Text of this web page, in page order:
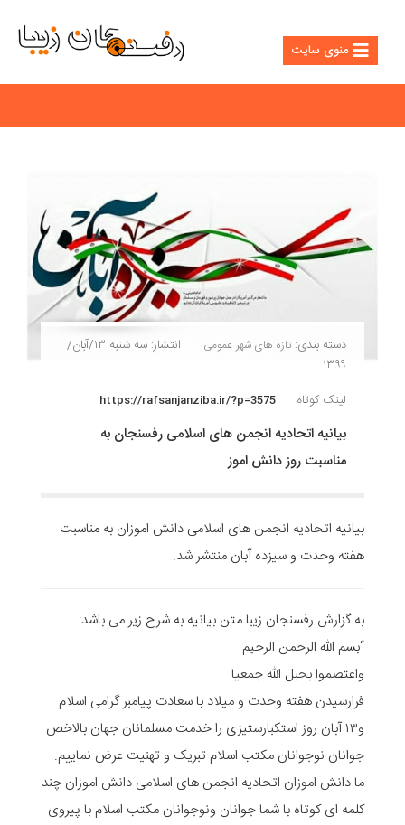
منوی سایت
دسته بندی: تازه های شهر عمومی
انتشار: سه شنبه ۱۳/آبان/
۱۳۹۹
لینک کوتاه
https://rafsanjanziba.ir/?p=3575
بیانیه اتحادیه انجمن های اسلامی رفسنجان به
مناسبت روز دانش اموز
بیانیه اتحادیه انجمن های اسلامی دانش اموزان به مناسبت
هفته وحدت ‌و سیزده آبان منتشر شد.
به گزارش رفسنجان زیبا متن بیانیه به شرح زیر می باشد:
“بسم الله الرحمن الرحیم
واعتصموا بحبل الله جمعیا
فرارسیدن هفته وحدت ‌و میلاد با سعادت پیامبر گرامی اسلام
و۱۳ آبان روز استکبارستیزی را خدمت مسلمانان جهان بالاخص
جوانان ‌نوجوانان مکتب اسلام تبریک و تهنیت عرض نماییم.
ما دانش اموزان اتحادیه انجمن های اسلامی دانش اموزان چند
کلمه ای کوتاه با شما جوانان ونوجوانان مکتب اسلام با پیروی